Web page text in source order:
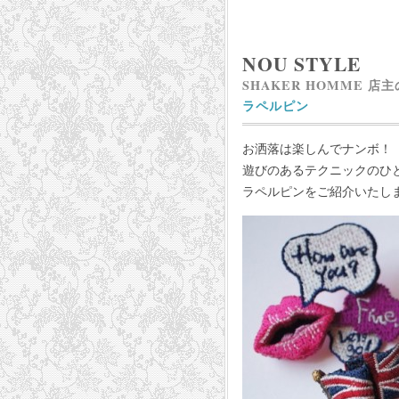
NOU STYLE
SHAKER HOMME 店主
ラペルピン
お洒落は楽しんでナンボ！
遊びのあるテクニックのひ
ラペルピンをご紹介いたし